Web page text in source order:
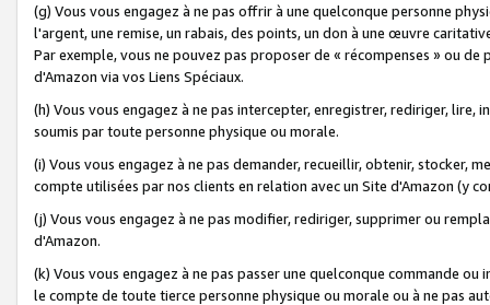
(g) Vous vous engagez à ne pas offrir à une quelconque personne
l'argent, une remise, un rabais, des points, un don à une œuvre
Par exemple, vous ne pouvez pas proposer de « récompenses » ou
d'Amazon via vos Liens Spéciaux.
(h) Vous vous engagez à ne pas intercepter, enregistrer, rediriger,
soumis par toute personne physique ou morale.
(i) Vous vous engagez à ne pas demander, recueillir, obtenir, stocker,
compte utilisées par nos clients en relation avec un Site d'Amazon (y
(j) Vous vous engagez à ne pas modifier, rediriger, supprimer ou
d'Amazon.
(k) Vous vous engagez à ne pas passer une quelconque commande
le compte de toute tierce personne physique ou morale ou à ne pas